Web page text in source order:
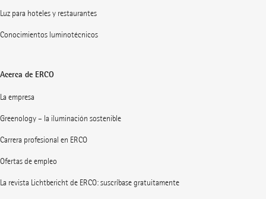
Luz para hoteles y restaurantes
Conocimientos luminotécnicos
Acerca de ERCO
La empresa
Greenology – la iluminación sostenible
Carrera profesional en ERCO
Ofertas de empleo
La revista Lichtbericht de ERCO: suscríbase gratuitamente